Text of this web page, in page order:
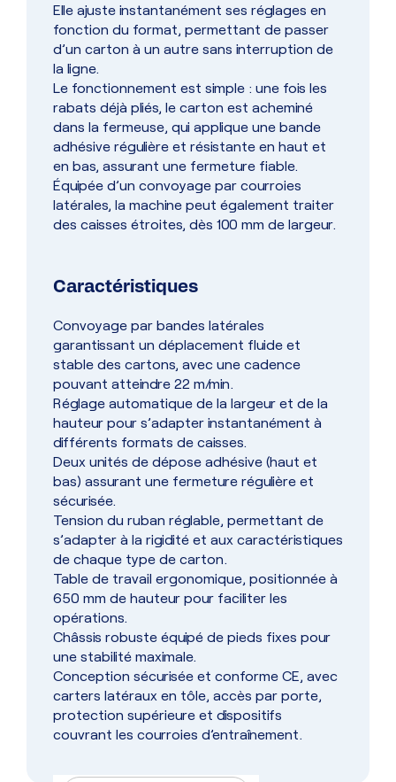
Elle ajuste instantanément ses réglages en
fonction du format, permettant de passer
d’un carton à un autre sans interruption de
la ligne.
Le fonctionnement est simple : une fois les
rabats déjà pliés, le carton est acheminé
dans la fermeuse, qui applique une bande
adhésive régulière et résistante en haut et
en bas, assurant une fermeture fiable.
Équipée d’un convoyage par courroies
latérales, la machine peut également traiter
des caisses étroites, dès 100 mm de largeur.
Caractéristiques
Convoyage par bandes latérales
garantissant un déplacement fluide et
stable des cartons, avec une cadence
pouvant atteindre 22 m/min.
Réglage automatique de la largeur et de la
hauteur pour s’adapter instantanément à
différents formats de caisses.
Deux unités de dépose adhésive (haut et
bas) assurant une fermeture régulière et
sécurisée.
Tension du ruban réglable, permettant de
s’adapter à la rigidité et aux caractéristiques
de chaque type de carton.
Table de travail ergonomique, positionnée à
650 mm de hauteur pour faciliter les
opérations.
Châssis robuste équipé de pieds fixes pour
une stabilité maximale.
Conception sécurisée et conforme CE, avec
carters latéraux en tôle, accès par porte,
protection supérieure et dispositifs
couvrant les courroies d’entraînement.